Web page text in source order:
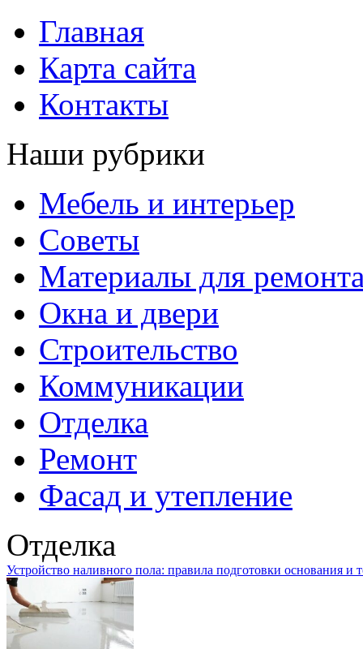
Главная
Карта сайта
Контакты
Наши рубрики
Мебель и интерьер
Советы
Материалы для
Окна и двери
Строительство
Коммуникации
Отделка
Ремонт
Фасад и утепление
Отделка
Устройство наливного пола: правила подготовки основания и